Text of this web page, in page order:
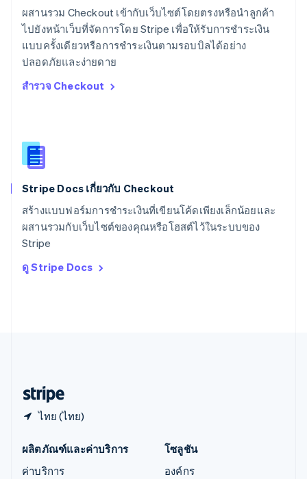
ผสานรวม Checkout เข้ากับเว็บไซต์โดยตรงหรือนำลูกค้า
ไปยังหน้าเว็บที่จัดการโดย Stripe เพื่อให้รับการชำระเงิน
แบบครั้งเดียวหรือการชำระเงินตามรอบบิลได้อย่าง
ปลอดภัยและง่ายดาย
สำรวจ Checkout
Stripe Docs เกี่ยวกับ Checkout
สร้างแบบฟอร์มการชำระเงินที่เขียนโค้ดเพียงเล็กน้อยและ
ผสานรวมกับเว็บไซต์ของคุณหรือโฮสต์ไว้ในระบบของ
Stripe
ดู Stripe Docs
ไทย (ไทย)
สวิตเซอร์แลนด์
Deutsch Français Italiano
สวีเดน
SvenskaEnglish
สหรัฐอเมริกา
สหรัฐอาหรับเอมิเรตส์
สาธารณรัฐเช็ก
English
English简体中文
ออสเตรเลีย
ออสเตรีย
Deutsch
ItalianoEnglish
ผลิตภัณฑ์และค่าบริการ
ค่าบริการ
โซลูชัน
องค์กร